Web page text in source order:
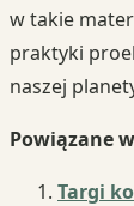
w takie
praktyki
naszej
Powiązane
Targi